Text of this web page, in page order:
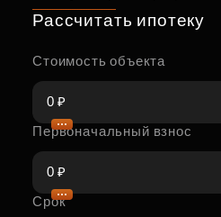
Рассчитать ипотеку
Стоимость объекта
Первоначальный взнос
Срок